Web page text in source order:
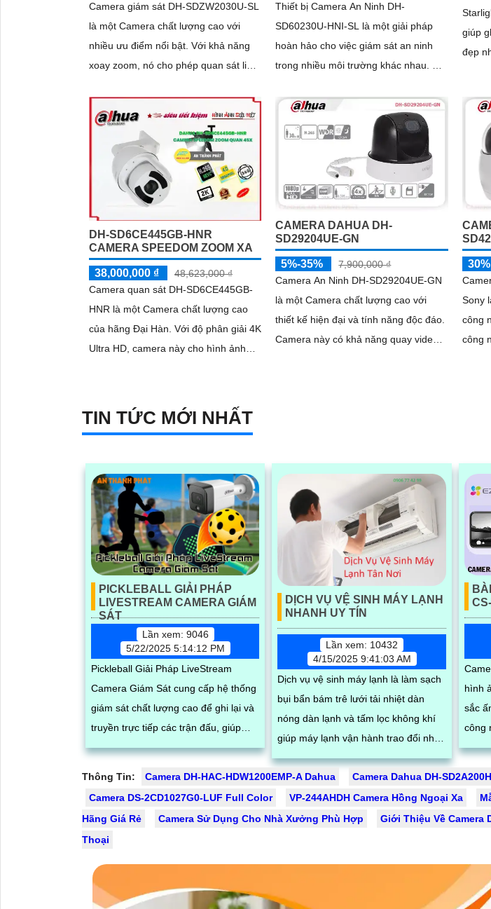
Camera giám sát DH-SDZW2030U-SL
là một Camera chất lượng cao với
nhiều ưu điểm nổi bật. Với khả năng
xoay zoom, nó cho phép quan sát linh
Thiết bị Camera An Ninh DH-
SD60230U-HNI-SL là một giải pháp
hoàn hảo cho việc giám sát an ninh
trong nhiều môi trường khác nhau. Với
và khả...
giúp
đẹp
DH-SD6CE445GB-HNR
CAMERA SPEEDOM ZOOM XA
38,000,000 ₫
48,623,000 ₫
Camera quan sát DH-SD6CE445GB-
HNR là một Camera chất lượng cao
của hãng Đại Hàn. Với độ phân giải 4K
Ultra HD, camera này cho hình ảnh
CAMERA DAHUA DH-
SD29204UE-GN
5%-35%
7,900,000 ₫
Camera An Ninh DH-SD29204UE-GN
là một Camera chất lượng cao với
thiết kế hiện đại và tính năng độc đáo.
Camera này có khả năng quay video
30%
Sony
công
công
TIN TỨC MỚI NHẤT
PICKLEBALL GIẢI PHÁP
LIVESTREAM CAMERA GIÁM
SÁT
Lần xem: 9046
5/22/2025 5:14:12 PM
Pickleball Giải Pháp LiveStream
Camera Giám Sát cung cấp hệ thống
giám sát chất lượng cao để ghi lại và
truyền trực tiếp các trận đấu, giúp
người xem dễ dàng theo dõi trận đấu
DỊCH VỤ VỆ SINH MÁY LẠNH
NHANH UY TÍN
Lần xem: 10432
4/15/2025 9:41:03 AM
Dịch vụ vệ sinh máy lạnh là làm sạch
bụi bẩn bám trê lưới tải nhiệt dàn
nóng dàn lạnh và tấm lọc không khí
giúp máy lạnh vận hành trao đổi nhiệt
trong phòng tốt hơn nâng cao hiệu
suất vần hành của máy lạnh đồng
thời tiết kiệm điện và tạo không khí
trong lành chống mùi hôi
hình
sắc ấn tượng.
công
nối
Thông Tin: Camera DH-HAC-HDW1200EMP-A Dahua Camera Dahua DH-
Camera DS-2CD1027G0-LUF Full Color
VP-244AHDH Camera Hồng Ngoại Xa
Hãng Giá Rẻ
Camera Sử Dụng Cho Nhà Xưởng Phù Hợp Giới Thiệu Về Camera
Thoại